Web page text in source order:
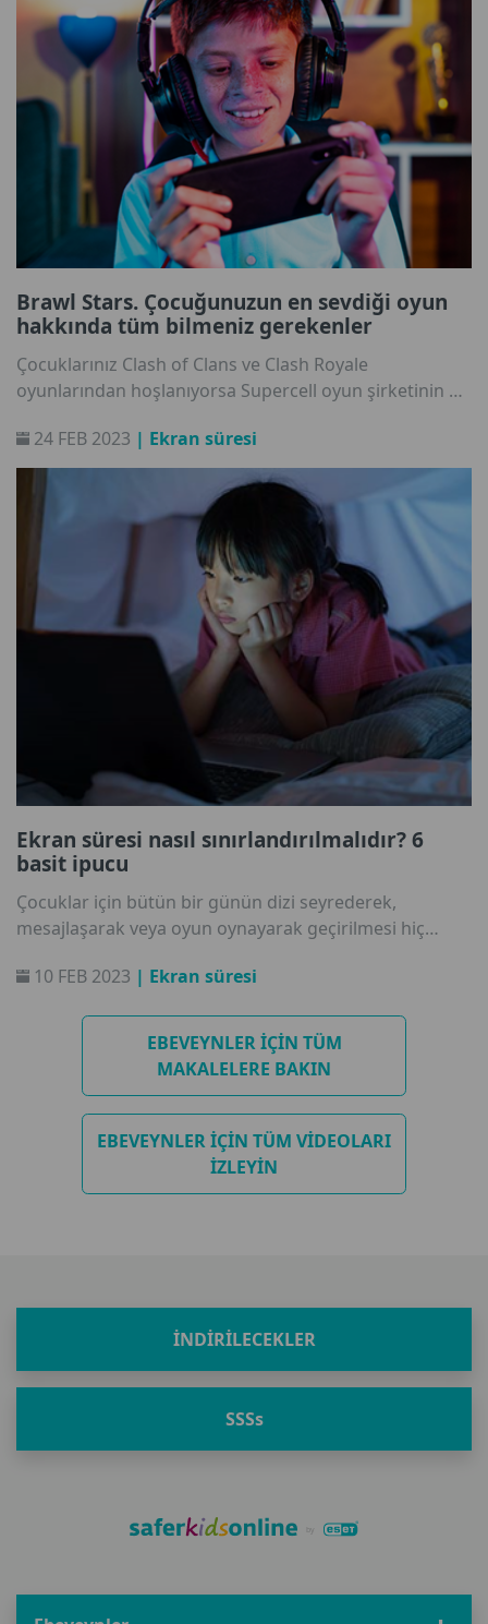
Brawl Stars. Çocuğunuzun en sevdiği oyun
hakkında tüm bilmeniz gerekenler
Çocuklarınız Clash of Clans ve Clash Royale
oyunlarından hoşlanıyorsa Supercell oyun şirketinin bir
Stars. Mobil cihazlara yönelik ücretsiz gerçek zamanlı
bu strateji oyunu 2018 yılından beri pazarda yer alıyor.
Oyun özellikle 9 ila 11 yaş arası genç oyuncular
arasında çok popüler. Bu oyun hakkında bilmeniz
24 FEB 2023 | Ekran süresi
Ekran süresi nasıl sınırlandırılmalıdır? 6
basit ipucu
Çocuklar için bütün bir günün dizi seyrederek,
mesajlaşarak veya oyun oynayarak geçirilmesi hiç
neden rahatlatıcı bulur? Peki ebeveynler ekran süresini
sınırlandırabilir? Bu yazımızda konuyla ilgili bazı faydalı
ipuçları bulabilirsiniz.
10 FEB 2023 | Ekran süresi
EBEVEYNLER IÇIN TÜM
MAKALELERE BAKIN
EBEVEYNLER IÇIN TÜM VIDEOLARI
IZLEYIN
İNDIRILECEKLER
SSSs